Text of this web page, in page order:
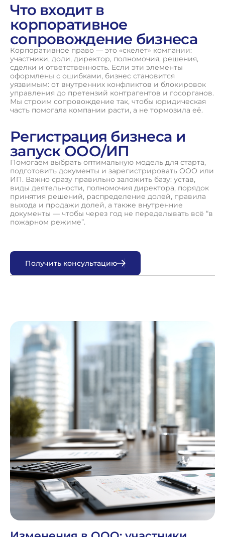
Что входит в
корпоративное
сопровождение бизнеса
Корпоративное право — это «скелет» компании:
участники, доли, директор, полномочия, решения,
сделки и ответственность. Если эти элементы
оформлены с ошибками, бизнес становится
уязвимым: от внутренних конфликтов и блокировок
управления до претензий контрагентов и госорганов.
Мы строим сопровождение так, чтобы юридическая
часть помогала компании расти, а не тормозила её.
Регистрация бизнеса и
запуск ООО/ИП
Помогаем выбрать оптимальную модель для старта,
подготовить документы и зарегистрировать ООО или
ИП. Важно сразу правильно заложить базу: устав,
виды деятельности, полномочия директора, порядок
принятия решений, распределение долей, правила
выхода и продажи долей, а также внутренние
документы — чтобы через год не переделывать всё “в
пожарном режиме”.
Получить консультацию